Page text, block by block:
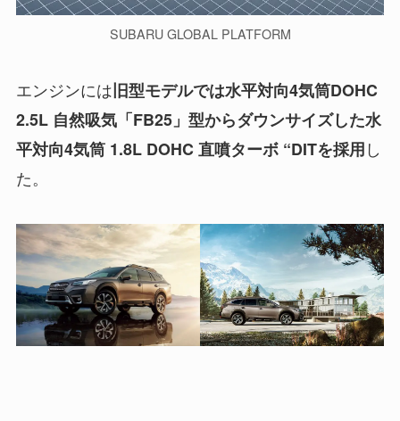
SUBARU GLOBAL PLATFORM
エンジンには旧型モデルでは水平対向4気筒DOHC
2.5L 自然吸気「FB25」型からダウンサイズした水
平対向4気筒 1.8L DOHC 直噴ターボ “DITを採用し
た。